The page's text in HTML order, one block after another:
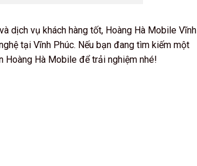
dịch vụ khách hàng tốt, Hoàng Hà Mobile Vĩnh
tại Vĩnh Phúc. Nếu bạn đang tìm kiếm một
Hoàng Hà Mobile để trải nghiệm nhé!